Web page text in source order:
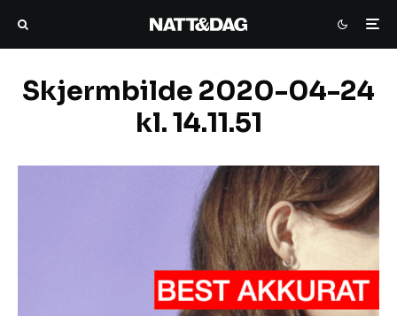
Skjermbilde 2020-04-24
kl. 14.11.51